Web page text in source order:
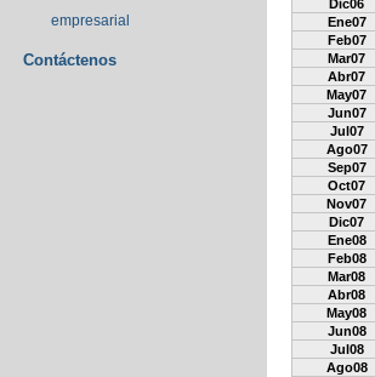
empresarial
Contáctenos
Dic06
Ene07
Feb07
Mar07
Abr07
May07
Jun07
Jul07
Ago07
Sep07
Oct07
Nov07
Dic07
Ene08
Feb08
Mar08
Abr08
May08
Jun08
Jul08
Ago08